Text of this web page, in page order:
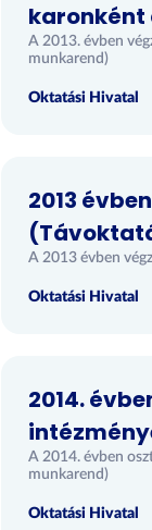
karonként
A 2013. évben
munkarend)
Oktatási Hivatal
2013
A 2013 évben
Oktatási Hivatal
2014.
A 2014. évben
munkarend)
Oktatási Hivatal